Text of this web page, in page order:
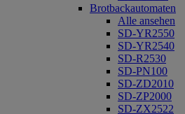
Brotbackautomaten
Alle ansehen
SD-YR2550
SD-YR2540
SD-R2530
SD-PN100
SD-ZD2010
SD-ZP2000
SD-ZX2522